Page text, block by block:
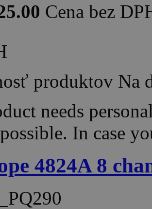
Cena bez
produktov Na
needs
In case
4824A 8